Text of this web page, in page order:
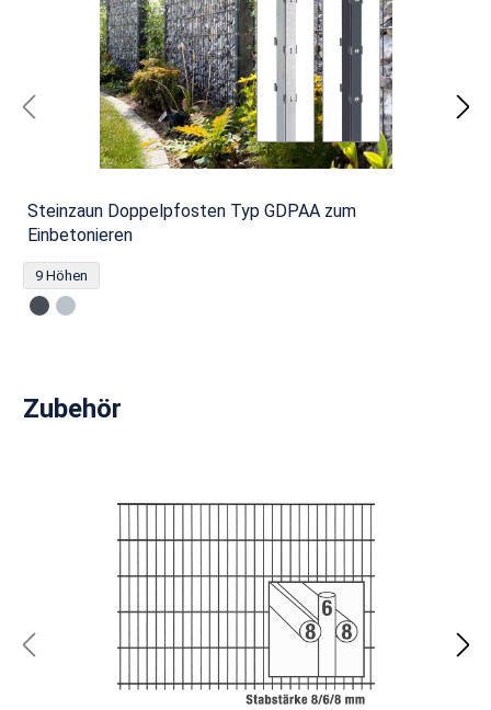
Steinzaun Doppelpfosten Typ GDPAA zum
Einbetonieren
9 Höhen
Produktgalerie überspringen
Zubehör